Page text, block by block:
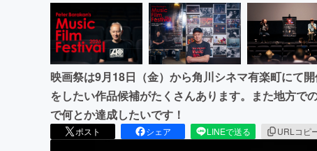
映画祭は9月18日（金）から角川シネマ有楽町にて
をしたい作品候補がたくさんあります。また地方で
で何とか達成したいです！
ポスト シェア LINEで送る URLコピ